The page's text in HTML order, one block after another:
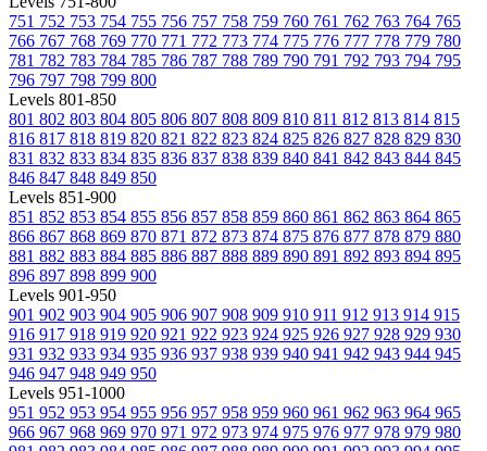
751 752 753 754 755 756 757 758 759 760 761 762 763 764 765
766 767 768 769 770 771 772 773 774 775 776 777 778 779 780
781 782 783 784 785 786 787 788 789 790 791 792 793 794 795
796 797 798 799 800
Levels 801-850
801 802 803 804 805 806 807 808 809 810 811 812 813 814 815
816 817 818 819 820 821 822 823 824 825 826 827 828 829 830
831 832 833 834 835 836 837 838 839 840 841 842 843 844 845
846 847 848 849 850
Levels 851-900
851 852 853 854 855 856 857 858 859 860 861 862 863 864 865
866 867 868 869 870 871 872 873 874 875 876 877 878 879 880
881 882 883 884 885 886 887 888 889 890 891 892 893 894 895
896 897 898 899 900
Levels 901-950
901 902 903 904 905 906 907 908 909 910 911 912 913 914 915
916 917 918 919 920 921 922 923 924 925 926 927 928 929 930
931 932 933 934 935 936 937 938 939 940 941 942 943 944 945
946 947 948 949 950
Levels 951-1000
951 952 953 954 955 956 957 958 959 960 961 962 963 964 965
966 967 968 969 970 971 972 973 974 975 976 977 978 979 980